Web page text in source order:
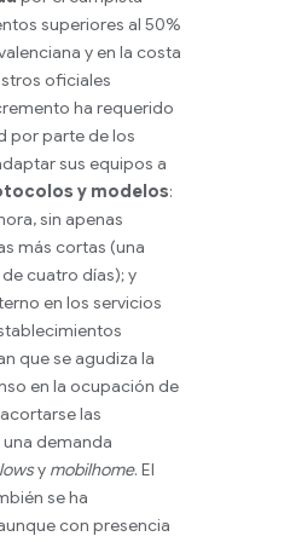
superiores al 50%
y en la costa
oficiales
ha requerido
por parte de los
sus equipos a
y modelos:
sin apenas
más cortas (una
cuatro días); y
en los servicios
que se agudiza la
en la ocupación de
las
demanda
y mobilhome. El
se ha
con presencia